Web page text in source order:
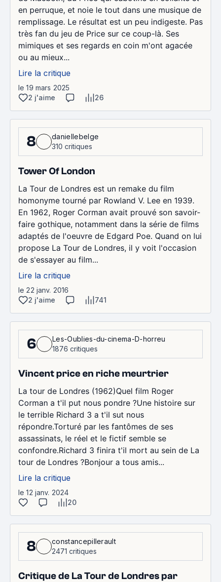
en perruque, et noie le tout dans une musique de
remplissage. Le résultat est un peu indigeste. Pas
très fan du jeu de Price sur ce coup-là. Ses
mimiques et ses regards en coin m'ont agacée
ou au mieux...
Lire la critique
le 19 mars 2025
2 j'aime
26
8
daniellebelge
310 critiques
Tower Of London
La Tour de Londres est un remake du film
homonyme tourné par Rowland V. Lee en 1939.
En 1962, Roger Corman avait prouvé son savoir-
faire gothique, notamment dans la série de films
adaptés de l'oeuvre de Edgard Poe. Quand on lui
propose La Tour de Londres, il y voit l'occasion
de s'essayer au film...
Lire la critique
le 22 janv. 2016
2 j'aime
741
6
Les-Oublies-du-cinema-D-horreu
1876 critiques
Vincent price en riche meurtrier
La tour de Londres (1962)Quel film Roger
Corman a t'il put nous pondre ?Une histoire sur
le terrible Richard 3 a t'il sut nous
répondre.Torturé par les fantômes de ses
assassinats, le réel et le fictif semble se
confondre.Richard 3 finira t'il mort au sein de La
tour de Londres ?Bonjour a tous amis...
Lire la critique
le 12 janv. 2024
20
8
constancepillerault
2471 critiques
Critique de La Tour de Londres par